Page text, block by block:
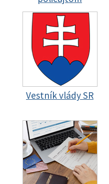
Vestník vlády SR